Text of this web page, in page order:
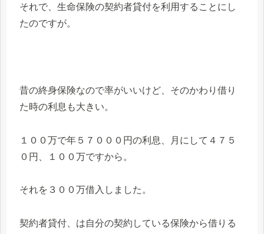
それで、生命保険の契約者貸付を利用することにし
たのですが。
昔の終身保険なので率がいいけど、そのかわり借り
た時の利息も大きい。
１００万で年５７０００円の利息、月にして４７５
０円、１００万ですから。
それを３００万借入しました。
契約者貸付、は自分の契約している保険から借りる